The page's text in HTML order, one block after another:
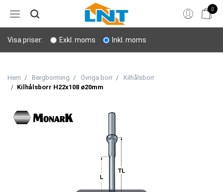
0
Hem
Bergborrning
Visa priser: Exkl. moms Inkl. moms
Hem Bergborrning Övriga borr
Kilhålsborr
Kilhålsborr H22x108 ø20mm